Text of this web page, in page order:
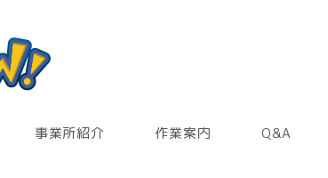
事業所紹介 作業案内 Q&A